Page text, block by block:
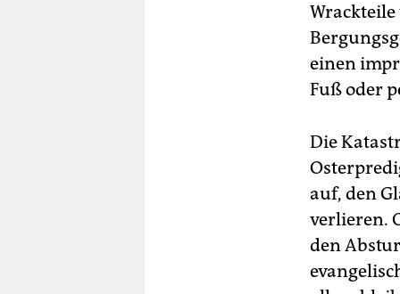
einen
Fuß oder
Die
auf, den
verlieren.
den